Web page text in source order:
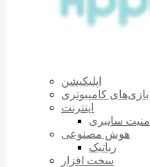
اپلیکیشن
بازی‌های کامپیوتری
اینترنت
امنیت سایبری
هوش مصنوعی
رباتیک
سخت افزار